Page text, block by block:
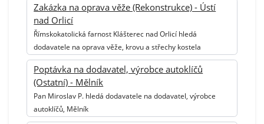
Zakázka na oprava věže (Rekonstrukce) - Ústí
nad Orlicí
Římskokatolická farnost Klášterec nad Orlicí hledá
dodavatele na oprava věže, krovu a střechy kostela
Poptávka na dodavatel, výrobce autoklíčů
(Ostatní) - Mělník
Pan Miroslav P. hledá dodavatele na dodavatel, výrobce
autoklíčů, Mělník